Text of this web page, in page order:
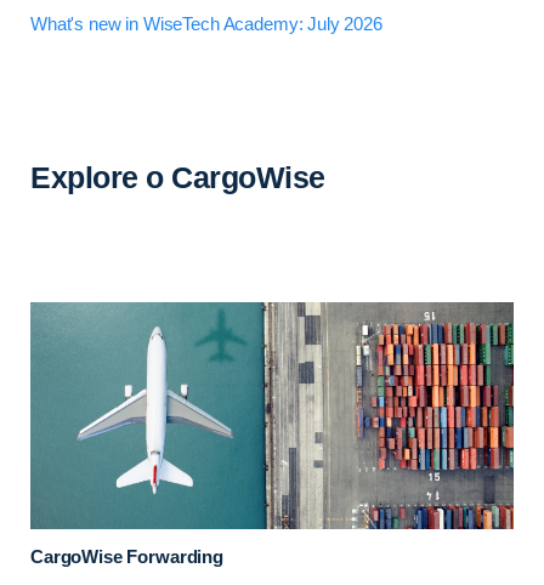
What's new in WiseTech Academy: July 2026
Explore o CargoWise
CargoWise Forwarding